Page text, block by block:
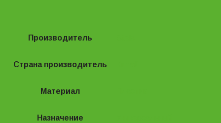
Производитель
Страна производитель
Материал
Назначение